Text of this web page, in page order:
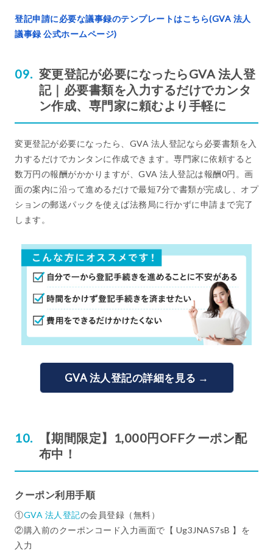
登記申請に必要な議事録のテンプレートはこちら(GVA 法人
議事録 公式ホームページ)
変更登記が必要になったらGVA 法人登
記｜必要書類を入力するだけでカンタ
ン作成、専門家に頼むより手軽に
変更登記が必要になったら、GVA 法人登記なら必要書類を入
力するだけでカンタンに作成できます。専門家に依頼すると
数万円の報酬がかかりますが、GVA 法人登記は報酬0円。画
面の案内に沿って進めるだけで最短7分で書類が完成し、オプ
ションの郵送パックを使えば法務局に行かずに申請まで完了
します。
GVA 法人登記の詳細を見る →
【期間限定】1,000円OFFクーポン配
布中！
クーポン利用手順
①GVA 法人登記の会員登録（無料）
②購入前のクーポンコード入力画面で【 Ug3JNAS7sB 】を
入力